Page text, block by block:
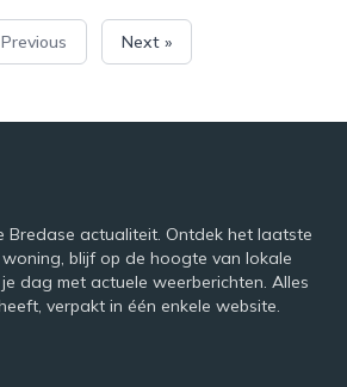
Next »
Bredase actualiteit. Ontdek het laatste
blijf op de hoogte van lokale
dag met actuele weerberichten. Alles
verpakt in één enkele website.